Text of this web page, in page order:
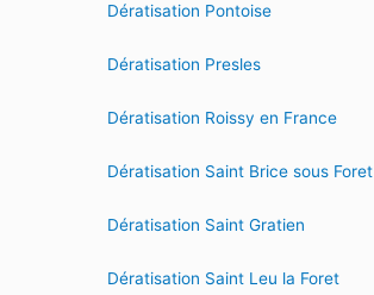
Dératisation Pontoise
Dératisation Presles
Dératisation Roissy en France
Dératisation Saint Brice sous Foret
Dératisation Saint Gratien
Dératisation Saint Leu la Foret